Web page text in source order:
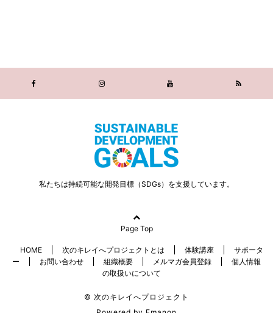
私たちは持続可能な開発目標（SDGs）を支援しています。
Page Top
HOME 次のキレイへプロジェクトとは 体験講座
サポータ
ー
お問い合わせ 組織概要 メルマガ会員登録
個人情報
の取扱いについて
© 次のキレイへプロジェクト